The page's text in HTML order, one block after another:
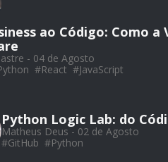
ao Código: Como
- 04 de Agosto
#React #JavaScript
Python Logic Lab: do
Matheus Deus - 02 de Agosto
#GitHub #Python